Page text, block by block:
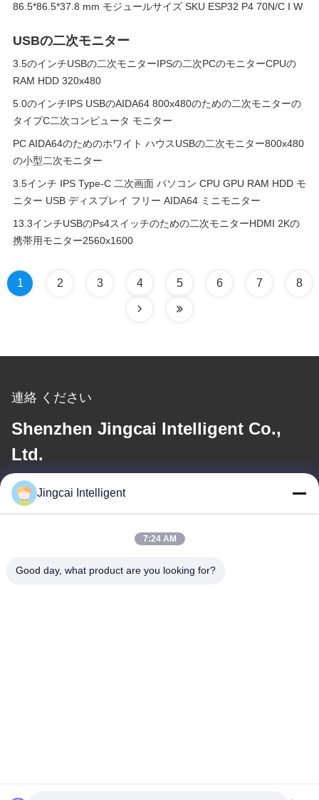
86.5*86.5*37.8 mm モジュールサイズ SKU ESP32 P4 70N/C I W
USBの二次モニター
3.5のインチUSBの二次モニターIPSの二次PCのモニターCPUの
RAM HDD 320x480
5.0のインチIPS USBのAIDA64 800x480のための二次モニターの
タイプC二次コンピュータ モニター
PC AIDA64のためのホワイト ハウスUSBの二次モニター800x480
の小型二次モニター
3.5インチ IPS Type-C 二次画面 パソコン CPU GPU RAM HDD モ
ニター USB ディスプレイ フリー AIDA64 ミニモニター
13.3インチUSBのPs4スイッチのための二次モニターHDMI 2Kの
携帯用モニター2560x1600
1 2 3 4 5 6 7 8
連絡 ください
Shenzhen Jingcai Intelligent Co.,
Ltd.
メール
住所
Shenzhen Jingcai Intelligent Co., Ltd. すべて 権利は保護されてい
Jingcai Intelligent
7:24 AM
Good day, what product are you looking for?